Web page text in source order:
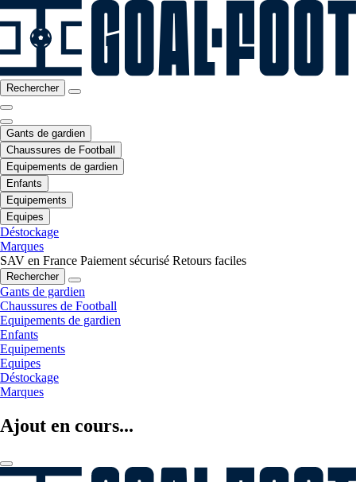
Rechercher
Gants de gardien
Chaussures de Football
Equipements de gardien
Enfants
Equipements
Equipes
Déstockage
Marques
SAV en France Paiement sécurisé Retours faciles
Rechercher
Gants de gardien
Chaussures de Football
Equipements de gardien
Enfants
Equipements
Equipes
Déstockage
Marques
Ajout en cours...